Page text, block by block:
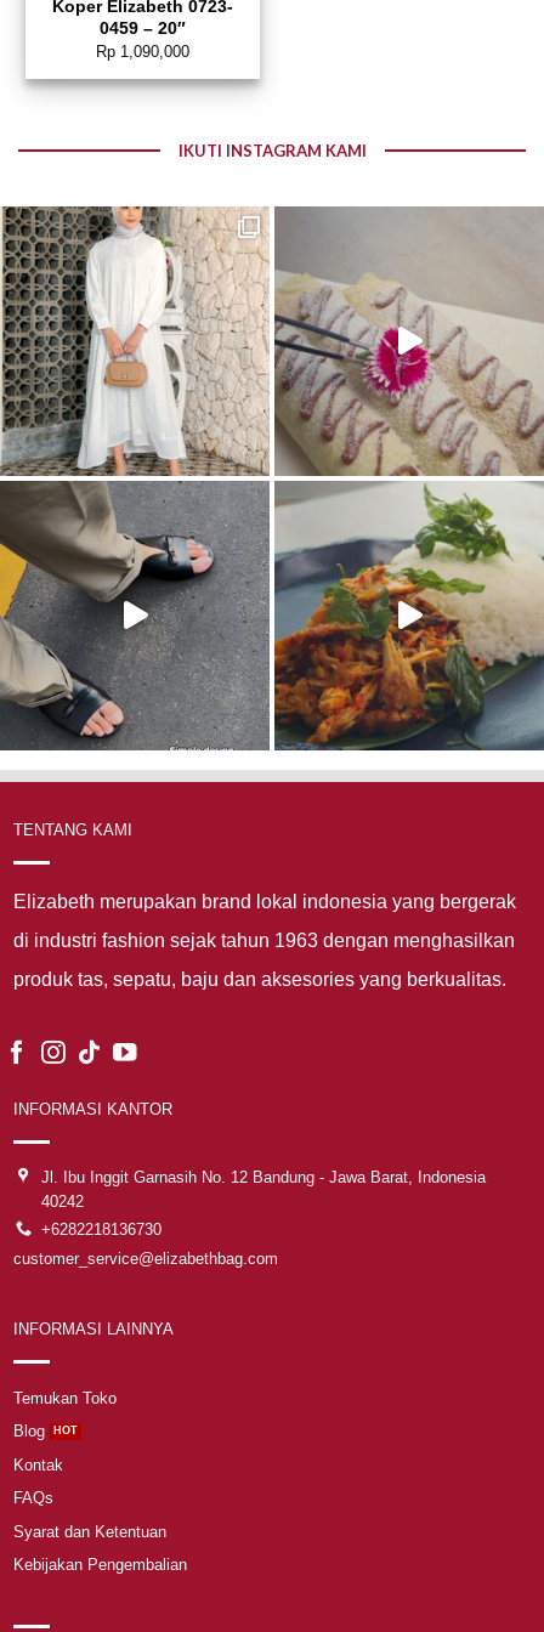
Koper Elizabeth 0723-
0459 – 20″
Rp 1,090,000
IKUTI INSTAGRAM KAMI
TENTANG KAMI
Elizabeth merupakan brand lokal indonesia yang bergerak
di industri fashion sejak tahun 1963 dengan menghasilkan
produk tas, sepatu, baju dan aksesories yang berkualitas.
INFORMASI KANTOR
Jl. Ibu Inggit Garnasih No. 12 Bandung - Jawa Barat, Indonesia
40242
+6282218136730
customer_service@elizabethbag.com
INFORMASI LAINNYA
Temukan Toko
Blog
Kontak
FAQs
Syarat dan Ketentuan
Kebijakan Pengembalian